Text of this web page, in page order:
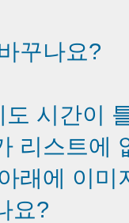
꾸나요?
시간이
리스트에
래에 이미
요?